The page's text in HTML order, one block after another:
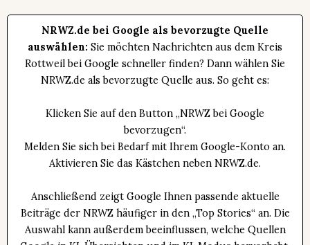
NRWZ.de bei Google als bevorzugte Quelle
auswählen: Sie möchten Nachrichten aus dem Kreis
Rottweil bei Google schneller finden? Dann wählen Sie
NRWZ.de als bevorzugte Quelle aus. So geht es:
Klicken Sie auf den Button „NRWZ bei Google
bevorzugen“.
Melden Sie sich bei Bedarf mit Ihrem Google-Konto an.
Aktivieren Sie das Kästchen neben NRWZ.de.
Anschließend zeigt Google Ihnen passende aktuelle
Beiträge der NRWZ häufiger in den „Top Stories“ an. Die
Auswahl kann außerdem beeinflussen, welche Quellen